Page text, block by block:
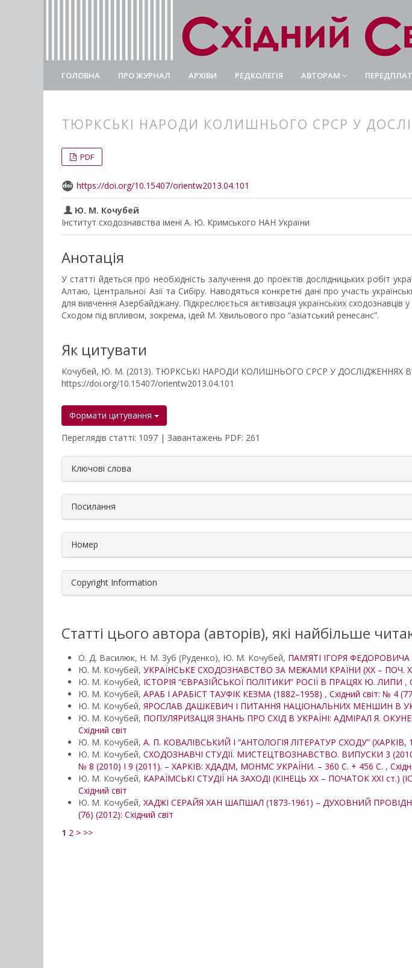
ГОЛОВНА ПРО ЖУРНАЛ АРХІВИ РЕДКОЛЕГІЯ АВТОРАМ
ТЮРКСЬКІ НАРОДИ КОЛИШНЬОГО СРСР У
##plugins.themes.bootstrap3.article.main##
##plugins.themes.bootstrap3.article.sidebar##
PDF
https://doi.org/10.15407/orientw2013.04.101
Ю. М. Кочубей
Інститут сходознавства імені А. Ю. Кримського НАН України
Анотація
У статті йдеться про необхідність залучення до проектів дослідницьких робіт
Алтаю, Центральної Азії та Сибіру. Наводяться конкретні дані про участь
для вивчення Азербайджану. Підкреслюється активізація українських сходознавців
Сходом під впливом, зокрема, ідей М. Хвильового про “азіатський ренесанс”.
Як цитувати
Кочубей, Ю. М. (2013). ТЮРКСЬКІ НАРОДИ КОЛИШНЬОГО СРСР У ДОСЛІДЖЕННЯХ
https://doi.org/10.15407/orientw2013.04.101
Формати цитування
Переглядів статті: 1097 | Завантажень PDF: 261
##plugins.themes.bootstrap3.article.details##
Ключові слова
Посилання
Номер
Copyright Information
Статті цього автора (авторів), які найбільше
О. Д. Василюк, Н. М. Зуб (Руденко), Ю. М. Кочубей, ПАМ’ЯТІ ІГОРЯ ФЕДОРОВИЧА
Ю. М. Кочубей, УКРАЇНСЬКЕ СХОДОЗНАВСТВО ЗА МЕЖАМИ КРАЇНИ (XX – ПОЧ.
Ю. М. Кочубей, ІСТОРІЯ “ЄВРАЗІЙСЬКОЇ ПОЛІТИКИ” РОСІЇ В ПРАЦЯХ Ю. ЛИПИ ,
Ю. М. Кочубей, АРАБ І АРАБІСТ ТАУФІК КЕЗМА (1882–1958) , Східний світ: № 4
Ю. М. Кочубей, ЯРОСЛАВ ДАШКЕВИЧ І ПИТАННЯ НАЦІОНАЛЬНИХ МЕНШИН В
Ю. М. Кочубей, ПОПУЛЯРИЗАЦІЯ ЗНАНЬ ПРО СХІД В УКРАЇНІ: АДМІРАЛ Я.
Східний світ
Ю. М. Кочубей, А. П. КОВАЛІВСЬКИЙ І “АНТОЛОГІЯ ЛІТЕРАТУР СХОДУ” (ХАРКІВ,
Ю. М. Кочубей, СХОДОЗНАВЧІ СТУДІЇ. МИСТЕЦТВОЗНАВСТВО. ВИПУСКИ 3
№ 8 (2010) І 9 (2011). – ХАРКІВ: ХДАДМ, МОНМС УКРАЇНИ. – 360 С. + 456 С. ,
Ю. М. Кочубей, КАРАЇМСЬКІ СТУДІЇ НА ЗАХОДІ (КІНЕЦЬ ХХ – ПОЧАТОК ХXІ ст.)
Східний світ
Ю. М. Кочубей, ХАДЖІ СЕРАЙЯ ХАН ШАПШАЛ (1873-1961) – ДУХОВНИЙ
(76) (2012): Східний світ
1 2 > >>